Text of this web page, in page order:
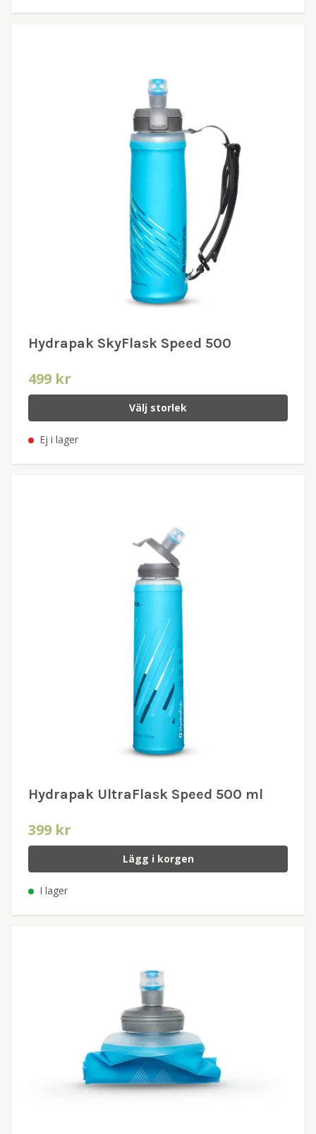
Hydrapak SkyFlask Speed 500
499 kr
Välj storlek
Ej i lager
Hydrapak UltraFlask Speed 500 ml
399 kr
Lägg i korgen
I lager